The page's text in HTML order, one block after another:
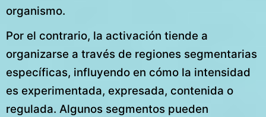
organismo.
Por el contrario, la activación tiende a
organizarse a través de regiones segmentarias
específicas, influyendo en cómo la intensidad
es experimentada, expresada, contenida o
regulada. Algunos segmentos pueden